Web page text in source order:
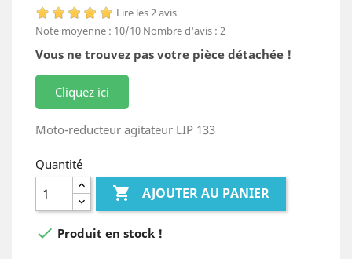
Lire les 2 avis
Note moyenne : 10/10 Nombre d'avis : 2
Vous ne trouvez pas votre pièce détachée !
Cliquez ici
Moto-reducteur agitateur LIP 133
Quantité
 AJOUTER AU PANIER
 Produit en stock !